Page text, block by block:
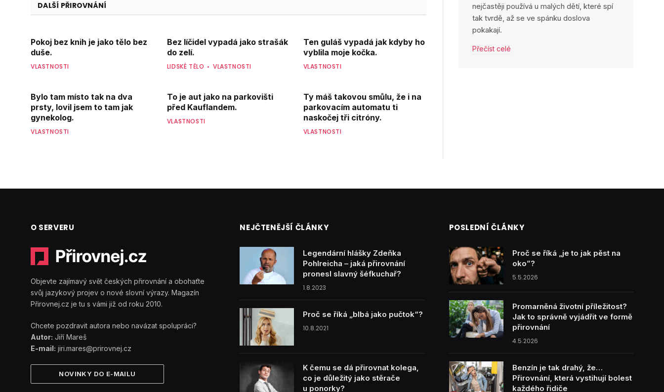
DALŠÍ PŘIROVNÁNÍ
Pokoj bez knih je jako tělo bez
duše.
VLASTNOSTI
Bez líčidel vypadá jako strašák
do zelí.
LIDSKÉ TĚLO VLASTNOSTI
Ten guláš vypadá jak kdyby ho
vyblila moje kočka.
VLASTNOSTI
Bylo tam místo tak na dva
prsty, lovil jsem to tam jak
gynekolog.
VLASTNOSTI
To je aut jako na parkovišti
před Kauflandem.
VLASTNOSTI
Ty máš takovou smůlu, že i na
parkovacím automatu ti
naskočej tři citróny.
VLASTNOSTI
nejčastěji používá u malých dětí, které spí
tak tvrdě, až se ve spánku doslova
pokakají.
Přečíst celé
O SERVERU
Objevte zajímavý svět českých přirovnání a obohaťte
svůj jazykový projev o nové slovní výrazy. Magazín
Přirovnej.cz je tu s vámi již od roku 2010.
Chcete pozdravit autora nebo navázat spolupráci?
Autor: Jiří Mareš
E-mail: jiri.mares@prirovnej.cz
NOVINKY DO E-MAILU
NEJČTENĚJŠÍ ČLÁNKY
Legendární hlášky Zdeňka
Pohlreicha – jaká přirovnání
pronesl slavný šéfkuchař?
1.8.2023
Proč se říká „blbá jako pučtok“?
10.8.2021
K čemu se dá přirovnat kolega,
co je důležitý jako stěrače
u ponorky?
POSLEDNÍ ČLÁNKY
Proč se říká „je to jak pěst na
oko”?
5.5.2026
Promarněná životní příležitost?
Jak to správně vyjádřit ve formě
přirovnání
4.5.2026
Benzín je tak drahý, že…
Přirovnání, která vystihují bolest
každého řidiče